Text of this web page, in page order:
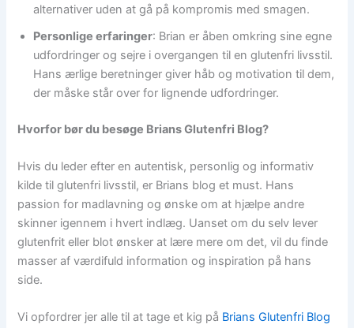
alternativer uden at gå på kompromis med smagen.​
Personlige erfaringer: Brian er åben omkring sine egne
udfordringer og sejre i overgangen til en glutenfri livsstil.
Hans ærlige beretninger giver håb og motivation til dem,
der måske står over for lignende udfordringer.​
Hvorfor bør du besøge Brians Glutenfri Blog?
Hvis du leder efter en autentisk, personlig og informativ
kilde til glutenfri livsstil, er Brians blog et must. Hans
passion for madlavning og ønske om at hjælpe andre
skinner igennem i hvert indlæg. Uanset om du selv lever
glutenfrit eller blot ønsker at lære mere om det, vil du finde
masser af værdifuld information og inspiration på hans
side.​
Vi opfordrer jer alle til at tage et kig på Brians Glutenfri Blog